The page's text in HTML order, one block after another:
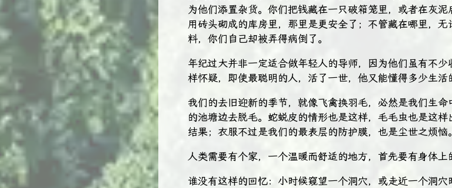
为他们添置杂货。你们把钱藏在一只破箱笼里，或者在灰
用砖头砌成的库房里，那里是更安全了；不管藏在哪里，
料，你们自己却被弄得病倒了。
年纪过大并非一定适合做年轻人的导师，因为他们虽有不
样怀疑，即使最聪明的人，活了一世，他又能懂得多少生活
我们的去旧迎新的季节，就像飞禽换羽毛，必然是我们生
的池塘边去脱毛。蛇蜕皮的情形也是这样，毛毛虫也是这
结果；衣服不过是我们的最表层的防护膜，也是尘世之烦恼。
人类需要有个家，一个温暖而舒适的地方，首先要有身体上
谁没有这样的回忆：小时候窥望一个洞穴，或走近一个洞